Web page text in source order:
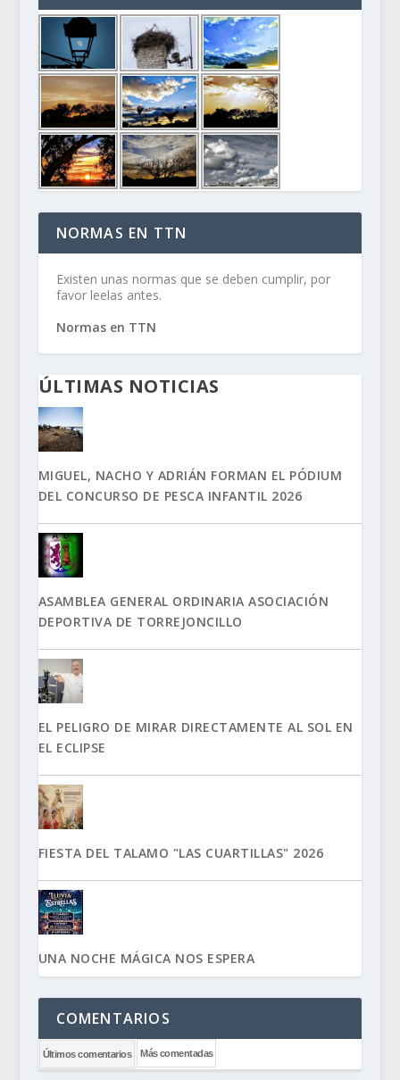
NORMAS EN TTN
Existen unas normas que se deben cumplir, por
favor leelas antes.
Normas en TTN
ÚLTIMAS NOTICIAS
MIGUEL, NACHO Y ADRIÁN FORMAN EL PÓDIUM
DEL CONCURSO DE PESCA INFANTIL 2026
ASAMBLEA GENERAL ORDINARIA ASOCIACIÓN
DEPORTIVA DE TORREJONCILLO
EL PELIGRO DE MIRAR DIRECTAMENTE AL SOL EN
EL ECLIPSE
FIESTA DEL TALAMO "LAS CUARTILLAS" 2026
UNA NOCHE MÁGICA NOS ESPERA
COMENTARIOS
Últimos comentarios Más comentadas